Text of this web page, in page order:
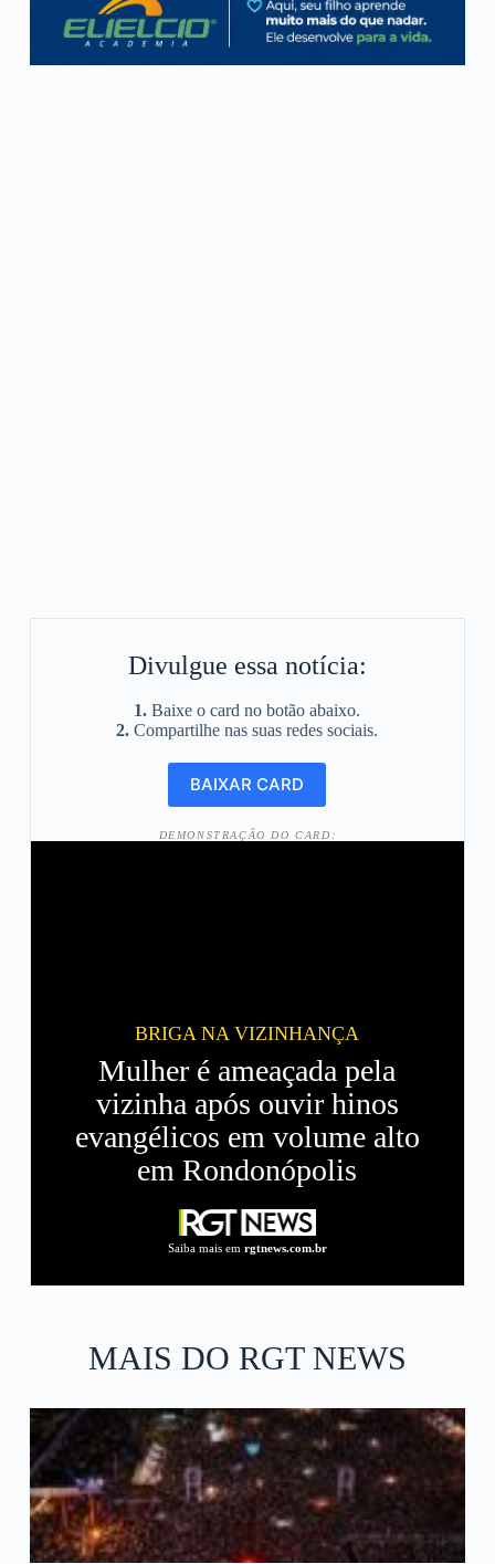
Divulgue essa notícia:
1. Baixe o card no botão abaixo.
2. Compartilhe nas suas redes sociais.
DEMONSTRAÇÃO DO CARD:
BRIGA NA VIZINHANÇA
Mulher é ameaçada pela
vizinha após ouvir hinos
evangélicos em volume alto
em Rondonópolis
Saiba mais em rgtnews.com.br
MAIS DO RGT NEWS